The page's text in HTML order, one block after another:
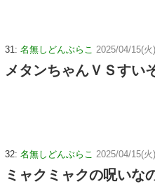
31: 名無しどんぶらこ 2025/04/15(
メタンちゃんＶＳすい
32: 名無しどんぶらこ 2025/04/15(
ミャクミャクの呪いな